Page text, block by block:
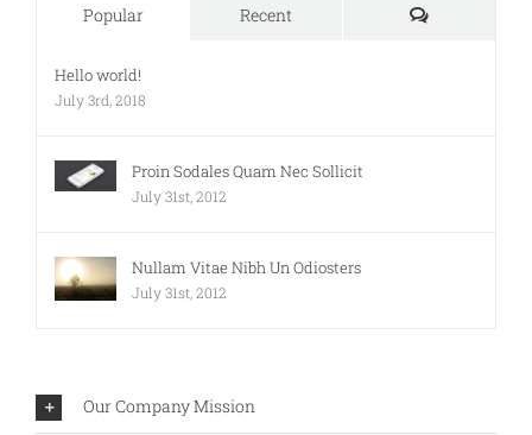
Popular Recent Comments
Hello world!
July 3rd, 2018
Proin Sodales Quam Nec Sollicit
July 31st, 2012
Nullam Vitae Nibh Un Odiosters
July 31st, 2012
Our Company Mission